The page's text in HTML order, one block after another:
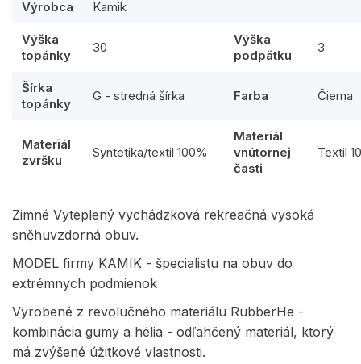
Výrobca Kamik
Výška
topánky
30
Výška
podpätku
3
Šírka
topánky
G - stredná šírka Farba Čierna
Materiál
zvršku
Syntetika/textil 100%
Materiál
vnútornej
časti
Textil
Zimné Vyteplený vychádzková rekreačná vysoká
sněhuvzdorná obuv.
MODEL firmy KAMIK - špecialistu na obuv do
extrémnych podmienok
Vyrobené z revolučného materiálu RubberHe -
kombinácia gumy a hélia - odľahčený materiál, ktorý
má zvýšené úžitkové vlastnosti.